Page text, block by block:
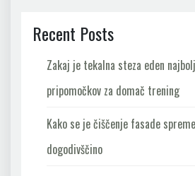
Recent Posts
Zakaj je tekalna steza eden
pripomočkov za domač trening
Kako se je čiščenje fasade
dogodivščino